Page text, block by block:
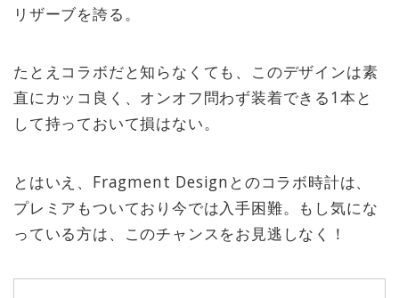
リザーブを誇る。
たとえコラボだと知らなくても、このデザインは素
直にカッコ良く、オンオフ問わず装着できる1本と
して持っておいて損はない。
とはいえ、Fragment Designとのコラボ時計は、
プレミアもついており今では入手困難。もし気にな
っている方は、このチャンスをお見逃しなく！